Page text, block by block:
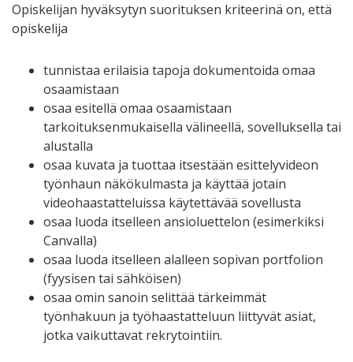
Opiskelijan hyväksytyn suorituksen kriteerinä on, että
opiskelija
tunnistaa erilaisia tapoja dokumentoida omaa
osaamistaan
osaa esitellä omaa osaamistaan
tarkoituksenmukaisella välineellä, sovelluksella tai
alustalla
osaa kuvata ja tuottaa itsestään esittelyvideon
työnhaun näkökulmasta ja käyttää jotain
videohaastatteluissa käytettävää sovellusta
osaa luoda itselleen ansioluettelon (esimerkiksi
Canvalla)
osaa luoda itselleen alalleen sopivan portfolion
(fyysisen tai sähköisen)
osaa omin sanoin selittää tärkeimmät
työnhakuun ja työhaastatteluun liittyvät asiat,
jotka vaikuttavat rekrytointiin.